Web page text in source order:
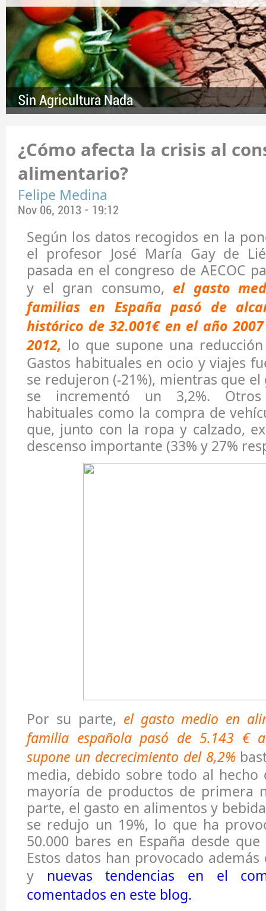
Sin Agricultura Nada
¿Cómo afecta la crisis al
alimentario?
Felipe Medina
Nov 06, 2013 - 19:12
Según los datos recogidos en la
el profesor José María Gay de
pasada en el congreso de AECOC
y el gran consumo, el gasto
familias en España pasó de
histórico de 32.001€ en el año
2012, lo que supone una
Gastos habituales en ocio y viajes
se redujeron (-21%), mientras que
se incrementó un 3,2%.
habituales como la compra de
que, junto con la ropa y calzado,
descenso importante (33% y 27%
Por su parte, el gasto medio en
familia española pasó de 5.143 €
supone un decrecimiento del 8,2%
media, debido sobre todo al hecho
mayoría de productos de primera
parte, el gasto en alimentos y
se redujo un 19%, lo que ha
50.000 bares en España desde
Estos datos han provocado
y nuevas tendencias en el
comentados en este blog.